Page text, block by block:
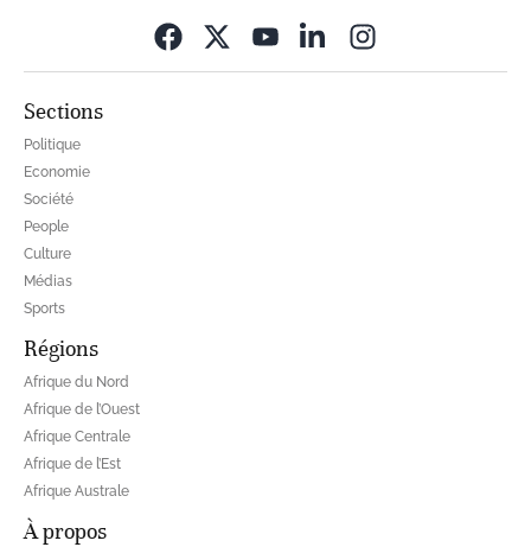
Sections
Politique
Economie
Société
People
Culture
Médias
Sports
Régions
Afrique du Nord
Afrique de l’Ouest
Afrique Centrale
Afrique de l’Est
Afrique Australe
À propos